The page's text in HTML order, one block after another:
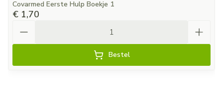
Covarmed Eerste Hulp Boekje 1
€ 1,70
Bestel